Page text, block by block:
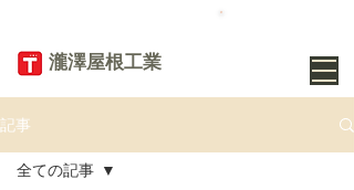
​瀧澤屋根工業
記事
全ての記事